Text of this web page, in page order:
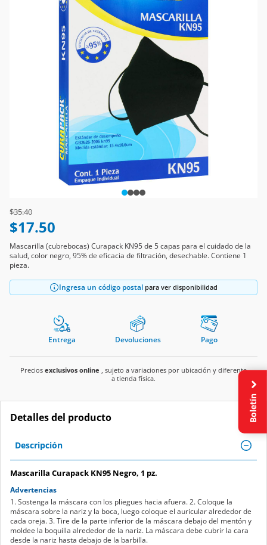
Price reduced from
$35.40to
$17.50
Mascarilla (cubrebocas) Curapack KN95 de 5 capas para el cuidado de la
salud, color negro, 95% de eficacia de filtración, desechable. Contiene 1
pieza.
Ingresa un código postal para ver disponibilidad
Entrega Devoluciones Pago
Precios exclusivos online , sujeto a variaciones por ubicación y diferente
a tienda física.
Detalles del producto
Descripción
Mascarilla Curapack KN95 Negro, 1 pz.
Advertencias
1. Sostenga la máscara con los pliegues hacia afuera. 2. Coloque la
máscara sobre la nariz y la boca, luego coloque el auricular alrededor de
cada oreja. 3. Tire de la parte inferior de la máscara debajo del mentón y
moldee la boquilla alrededor de la nariz. La máscara debe cubrir la cara
desde la nariz hasta debajo de la barbilla.
Boletín